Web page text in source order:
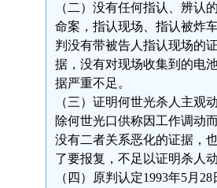
（二）没有任何指认、辨认
命案，指认现场、指认被炸
判没有带被告人指认现场的
据，没有对现场收集到的电
据严重不足。
（三）证明何世光杀人主观
除何世光口供称因工作调动
没有二者关系恶化的证据，
了要报复，不足以证明杀人
（四）原判认定1993年5月